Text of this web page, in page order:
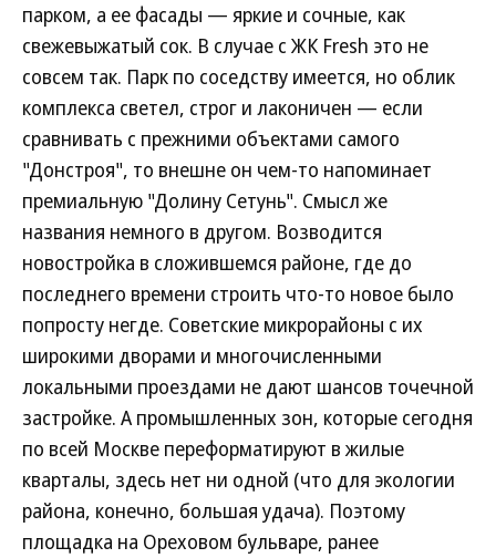
парком, а ее фасады — яркие и сочные, как
свежевыжатый сок. В случае с ЖК Fresh это не
совсем так. Парк по соседству имеется, но облик
комплекса светел, строг и лаконичен — если
сравнивать с прежними объектами самого
"Донстроя", то внешне он чем-то напоминает
премиальную "Долину Сетунь". Смысл же
названия немного в другом. Возводится
новостройка в сложившемся районе, где до
последнего времени строить что-то новое было
попросту негде. Советские микрорайоны с их
широкими дворами и многочисленными
локальными проездами не дают шансов точечной
застройке. А промышленных зон, которые сегодня
по всей Москве переформатируют в жилые
кварталы, здесь нет ни одной (что для экологии
района, конечно, большая удача). Поэтому
площадка на Ореховом бульваре, ранее